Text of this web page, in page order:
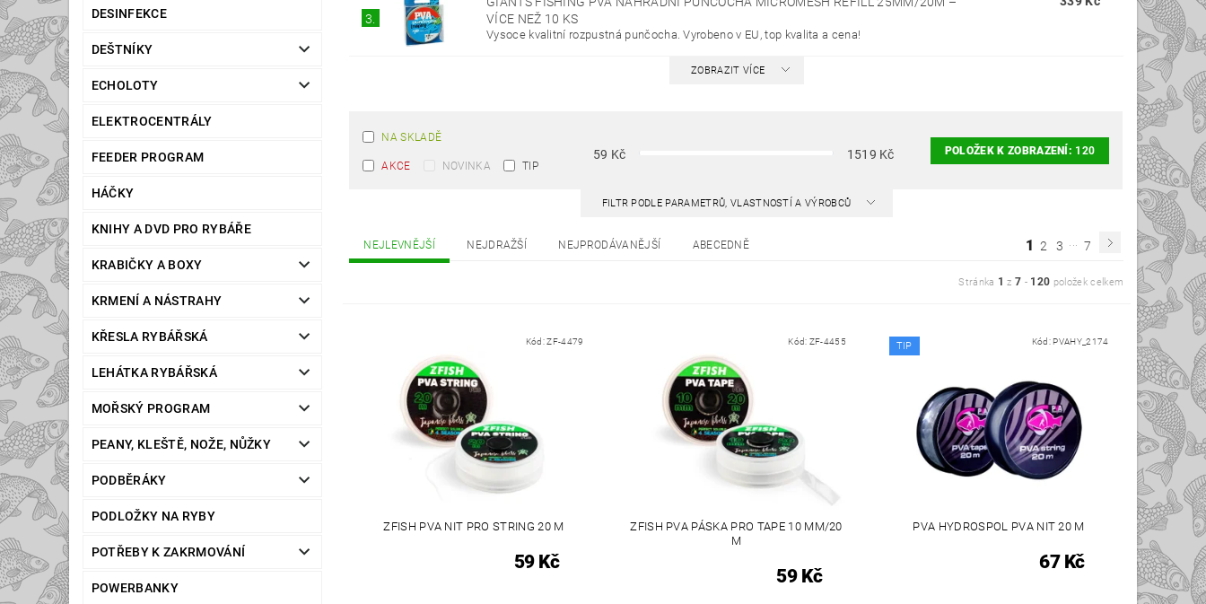
DESINFEKCE
DEŠTNÍKY
ECHOLOTY
ELEKTROCENTRÁLY
FEEDER PROGRAM
HÁČKY
KNIHY A DVD PRO RYBÁŘE
KRABIČKY A BOXY
KRMENÍ A NÁSTRAHY
KŘESLA RYBÁŘSKÁ
LEHÁTKA RYBÁŘSKÁ
MOŘSKÝ PROGRAM
PEANY, KLEŠTĚ, NOŽE, NŮŽKY
PODBĚRÁKY
PODLOŽKY NA RYBY
POTŘEBY K ZAKRMOVÁNÍ
POWERBANKY
3.
VÍCE NEŽ 10 KS
Vysoce kvalitní rozpustná punčocha. Vyrobeno v EU, top kvalita a cena!
ZOBRAZIT VÍCE
NA SKLADĚ
AKCE NOVINKA TIP
59 Kč 1519 Kč POLOŽEK K ZOBRAZENÍ: 120
FILTR PODLE PARAMETRŮ, VLASTNOSTÍ A VÝROBCŮ
NEJLEVNĚJŠÍ NEJDRAŽŠÍ NEJPRODÁVANĚJŠÍ ABECEDNĚ 1 2 3 ... 7
Stránka 1 z7 - 120 položek celkem
Kód:ZF-4479
ZFISH PVA NIT PRO STRING 20 M
59 Kč
Kód: ZF-4455
ZFISH PVA PÁSKA PRO TAPE 10 MM/20
M
59 Kč
TIP Kód: PVAHY_2174
PVA HYDROSPOL PVA NIT 20 M
67 Kč